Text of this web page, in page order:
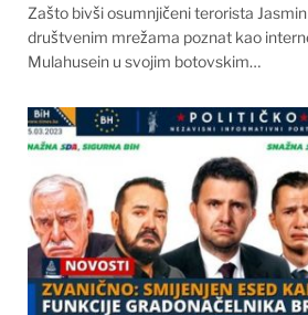
Zašto bivši osumnjičeni terorista
društvenim mrežama poznat kao
Mulahusein u svojim botovskim…